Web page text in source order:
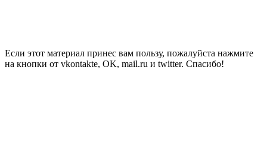
Если этот материал принес вам пользу, пожалуйста нажмите
на кнопки от vkontakte, OK, mail.ru и twitter. Спасибо!